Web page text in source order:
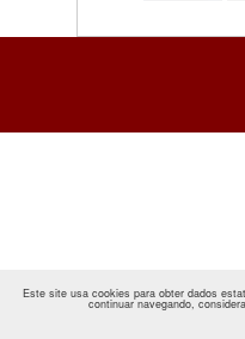
Este site usa cookies para obter dados
continuar navegando,